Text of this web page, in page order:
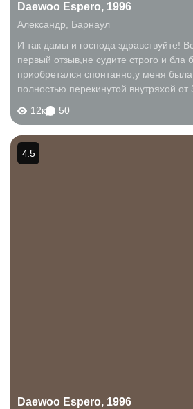
Daewoo Espero, 1996
Александр
Барнаул
И так дамы и господа здравствуйте!
первый отзыв,не судите строго и бла
приобретался спонтанно,у меня
полностью перекинутой внутряхой
4021 был под 80 бенз,стоил...
12к 50
Daewoo Espero, 1996
4.5